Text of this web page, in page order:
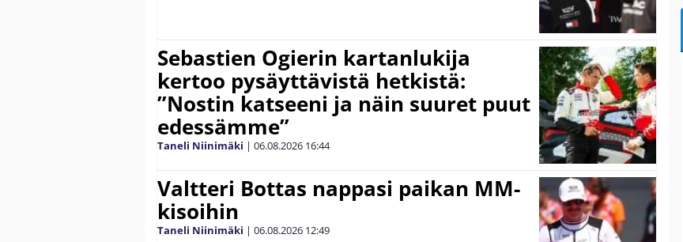
Sebastien Ogierin kartanlukija
kertoo pysäyttävistä hetkistä:
”Nostin katseeni ja näin suuret puut
edessämme”
Taneli Niinimäki | 06.08.2026 16:44
Valtteri Bottas nappasi paikan MM-
kisoihin
Taneli Niinimäki | 06.08.2026 12:49